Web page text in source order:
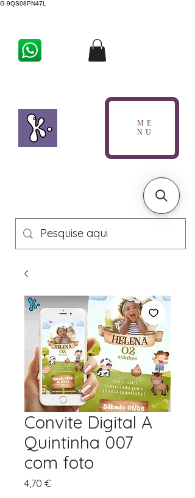
G-9QS08PN47L
ME
NU
Convite Digital A
Quintinha 007
com foto
4,70 €Preço